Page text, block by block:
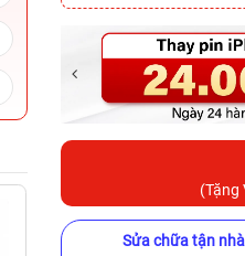
-4.000.000đ
(Tặng
Sửa chữa tận nhà